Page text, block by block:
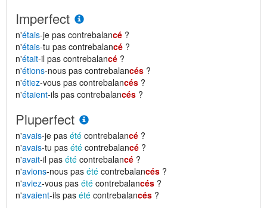
Imperfect
n'étais-je pas contrebalancé ?
n'étais-tu pas contrebalancé ?
n'était-il pas contrebalancé ?
n'étions-nous pas contrebalancés ?
n'étiez-vous pas contrebalancés ?
n'étaient-ils pas contrebalancés ?
Pluperfect
n'avais-je pas été contrebalancé ?
n'avais-tu pas été contrebalancé ?
n'avait-il pas été contrebalancé ?
n'avions-nous pas été contrebalancés ?
n'aviez-vous pas été contrebalancés ?
n'avaient-ils pas été contrebalancés ?